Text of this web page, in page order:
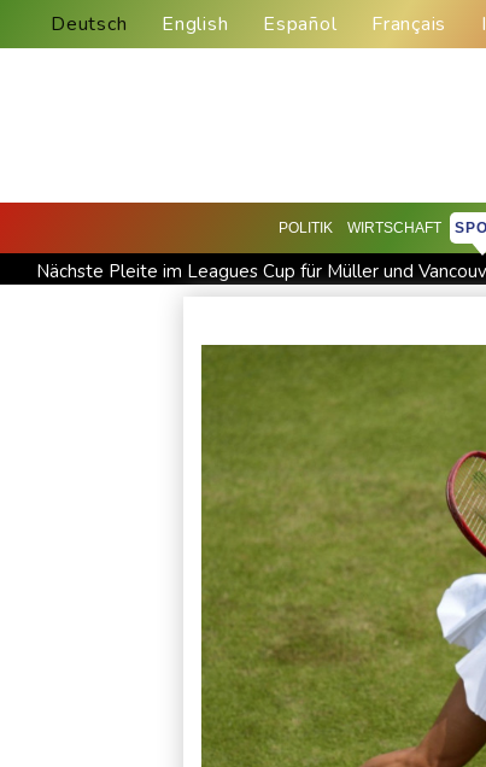
Deutsch English Español Français
POLITIK WIRTSCHAFT
Nächste Pleite im Leagues Cup für Müller und
BUND kritisiert Lockerung von Sonntagsfahrverbot
BUND kritisiert Lockerung von Sonn- und
Abholzung im Amazonas auf niedrigstem Stand seit